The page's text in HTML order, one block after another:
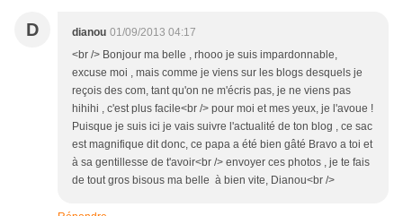
D dianou 01/09/2013 04:17
<br /> Bonjour ma belle , rhooo je suis impardonnable,
excuse moi , mais comme je viens sur les blogs desquels je
reçois des com, tant qu'on ne m'écris pas, je ne viens pas
hihihi , c'est plus facile<br /> pour moi et mes yeux, je l'avoue !
Puisque je suis ici je vais suivre l'actualité de ton blog , ce sac
est magnifique dit donc, ce papa a été bien gâté Bravo a toi et
à sa gentillesse de t'avoir<br /> envoyer ces photos , je te fais
de tout gros bisous ma belle à bien vite, Dianou<br />